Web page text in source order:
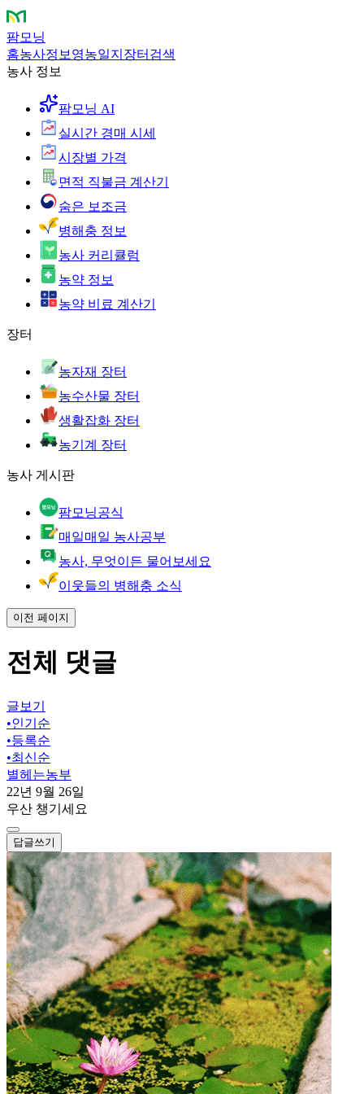
팜모닝
홈농사정보 영농일지 장터 검색
농사 정보
팜모닝 AI
실시간 경매 시세
시장별 가격
면적 직불금 계산기
숨은 보조금
병해충 정보
농사 커리큘럼
농약 정보
농약 비료 계산기
장터
농자재 장터
농수산물 장터
생활잡화 장터
농기계 장터
농사 게시판
팜모닝공식
매일매일 농사공부
농사, 무엇이든 물어보세요
이웃들의 병해충 소식
이전 페이지
전체 댓글
글보기
•인기순
•등록순
•최신순
별헤는농부
22년 9월 26일
우산 챙기세요
답글쓰기